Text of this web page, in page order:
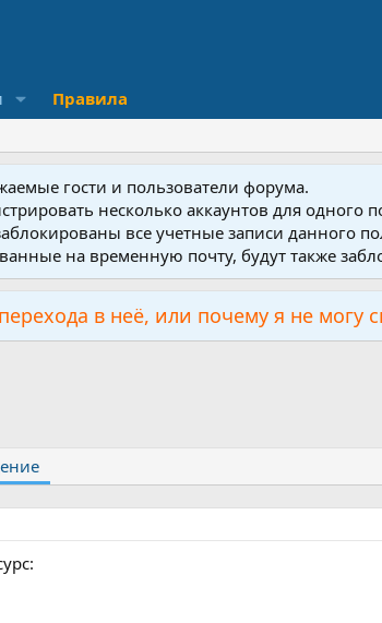
Правила
гости и пользователи форума.
несколько аккаунтов для
все учетные записи данного
на временную почту, будут также
в неё, или почему я не могу